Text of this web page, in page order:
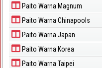
Paito Warna Magnum
Paito Warna Chinapools
Paito Warna Japan
Paito Warna Korea
Paito Warna Taipei